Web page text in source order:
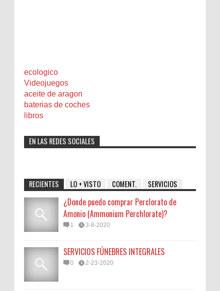
ecologico
Videojuegos
aceite de aragon
baterias de coches
libros
EN LAS REDES SOCIALES
RECIENTES LO + VISTO COMENT. SERVICIOS
¿Donde puedo comprar Perclorato de
Amonio (Ammonium Perchlorate)?
1 3-8-2020
SERVICIOS FÚNEBRES INTEGRALES
0 2-23-2020